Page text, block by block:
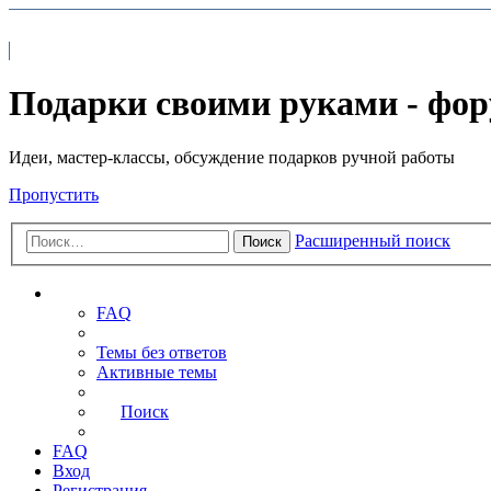
Подарки своими руками -
Идеи, мастер-классы, обсуждение подарков ручной работы
Пропустить
Поиск Расширенный поиск
FAQ
Темы без ответов
Активные темы
Поиск
FAQ
Вход